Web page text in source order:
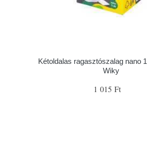
Kétoldalas ragasztószalag nano
Wiky
1 015 Ft